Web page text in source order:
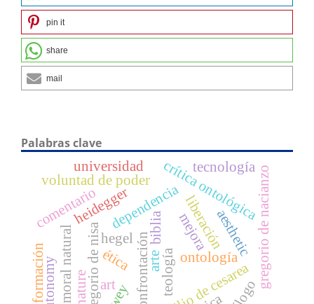
pin it
share
mail
Palabras clave
biblia
teología
heidegger
hegel
ontología
confrontación
gregorio de nisa gregorio de nacianzo
dependencia
voluntad de poder crítica ontológica
liberación
ética
universidad
comentario
moral natural arte
art
aesthetic
nature
autonomy
autoformación
mejora
tecnología